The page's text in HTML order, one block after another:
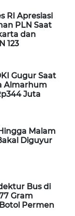
RI Apresiasi
PLN Saat
dan
123
Gugur Saat
Almarhum
Juta
Malam
Diguyur
Bus di
Gram
Permen